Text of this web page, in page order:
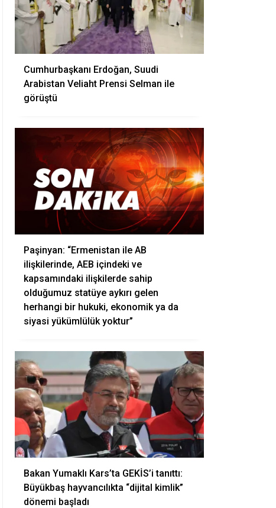
Cumhurbaşkanı Erdoğan, Suudi
Arabistan Veliaht Prensi Selman ile
görüştü
Paşinyan: “Ermenistan ile AB
ilişkilerinde, AEB içindeki ve
kapsamındaki ilişkilerde sahip
olduğumuz statüye aykırı gelen
herhangi bir hukuki, ekonomik ya da
siyasi yükümlülük yoktur”
Bakan Yumaklı Kars’ta GEKİS’i tanıttı:
Büyükbaş hayvancılıkta “dijital kimlik”
dönemi başladı